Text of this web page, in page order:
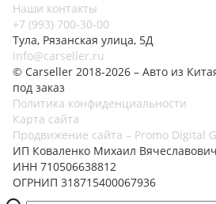
Наши контакты
+7 (993) 700-30-00
Тула, Рязанская улица, 5Д
info@carseller.ru
© Carseller 2018-2026 – Авто из
под заказ
Политика конфиденциальности
Карта сайта
Продвижение сайта – Promo Digital
ИП Коваленко Михаил Вячеславович
ИНН 710506638812
ОГРНИП 318715400067936